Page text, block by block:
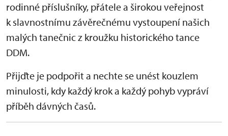
rodinné příslušníky, přátele a širokou veřejnost
k slavnostnímu závěrečnému vystoupení našich
malých tanečnic z kroužku historického tance
DDM.
Přijďte je podpořit a nechte se unést kouzlem
minulosti, kdy každý krok a každý pohyb vypráví
příběh dávných časů.